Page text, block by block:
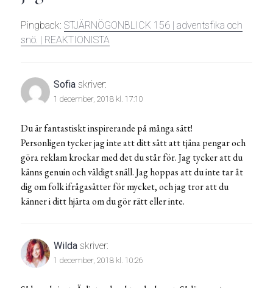
Pingback: STJÄRNÖGONBLICK 156 | adventsfika och
snö. | REAKTIONISTA
Sofia skriver:
1 december, 2018 kl. 17:10
Du är fantastiskt inspirerande på många sätt!
Personligen tycker jag inte att ditt sätt att tjäna pengar och
göra reklam krockar med det du står för. Jag tycker att du
känns genuin och väldigt snäll. Jag hoppas att du inte tar åt
dig om folk ifrågasätter för mycket, och jag tror att du
känner i ditt hjärta om du gör rätt eller inte.
Wilda skriver:
1 december, 2018 kl. 10:26